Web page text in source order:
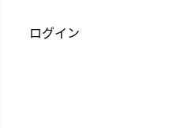
ログイン